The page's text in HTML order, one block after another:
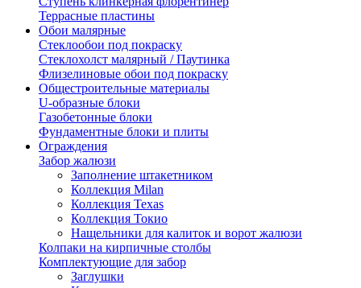
Террасные пластины
Обои малярные
Стеклообои под покраску
Стеклохолст малярный / Паутинка
Флизелиновые обои под покраску
Общестроительные материалы
U-образные блоки
Газобетонные блоки
Фундаментные блоки и плиты
Ограждения
Забор жалюзи
Заполнение штакетником
Коллекция Milan
Коллекция Texas
Коллекция Токио
Нащельники для калиток и ворот жалюзи
Колпаки на кирпичные столбы
Комплектующие для забор
Заглушки